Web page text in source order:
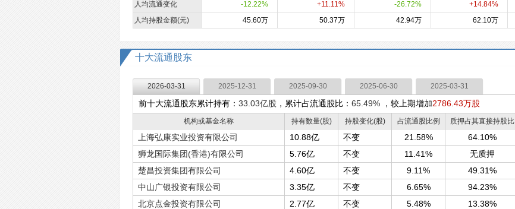
人均流通变化
人均持股金额(元)
-12.22%
+11.11% -26.72% +14.84%
45.60万
50.37万 42.94万 62.10万
十大流通股东
2026-03-31 2025-12-31 2025-09-30 2025-06-30 2025-03-31
前十大流通股东累计持有： 33.03亿股 ，累计占流通股比： 65.49% ，较上期增加2786.43万股
机构或基金名称 持有数量(股) 持股变化(股) 占流通股比例 质押占其直接持股比
上海弘康实业投资有限公司 10.88亿 不变 21.58% 64.10%
狮龙国际集团(香港)有限公司
5.76亿 不变 11.41% 无质押
楚昌投资集团有限公司
4.60亿 不变 9.11% 49.31%
中山广银投资有限公司
3.35亿 不变 6.65% 94.23%
北京点金投资有限公司
2.77亿 不变 5.48% 13.38%